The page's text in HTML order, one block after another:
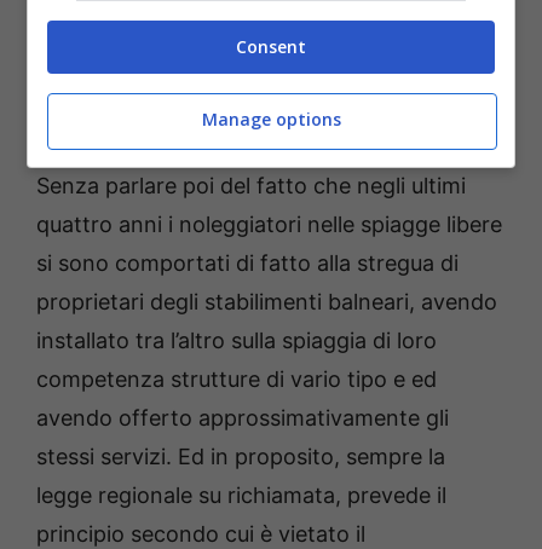
PUA mentre, invece, come già detto, non
sono ricavabili sul sito del Comune di
Senza parlare poi del fatto che negli ultimi
quattro anni i noleggiatori nelle spiagge libere
si sono comportati di fatto alla stregua di
proprietari degli stabilimenti balneari, avendo
installato tra l’altro sulla spiaggia di loro
competenza strutture di vario tipo e ed
avendo offerto approssimativamente gli
stessi servizi. Ed in proposito, sempre la
legge regionale su richiamata, prevede il
principio secondo cui è vietato il
Consent
Manage options